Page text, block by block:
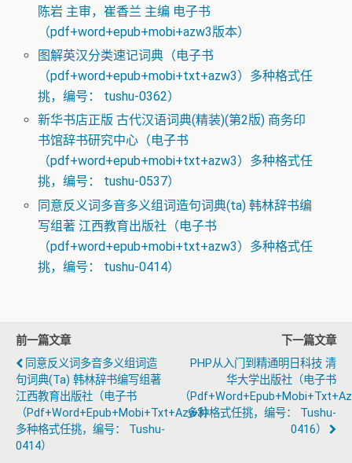
陈岩 主审，崔香兰 主编 电子书
（pdf+word+epub+mobi+azw3版本）
图解英汉分类速记词典（电子书
（pdf+word+epub+mobi+txt+azw3）多种格式任
挑，编号： tushu-0362）
新华书店正版 古代汉语词典(精装)(第2版) 商务印
书馆辞书研究中心（电子书
（pdf+word+epub+mobi+txt+azw3）多种格式任
挑，编号： tushu-0537）
同意反义词多音多义组词造句词典(ta) 韩林辞书编
写组著 江西教育出版社（电子书
（pdf+word+epub+mobi+txt+azw3）多种格式任
挑，编号： tushu-0414）
前一篇文章
同意反义词多音多义组词造
句词典(ta) 韩林辞书编写组著
江西教育出版社（电子书
（pdf+word+epub+mobi+txt+azw3）
多种格式任挑，编号： Tushu-
0414）
下一篇文章
PHP从入门到精通明日科技 清
华大学出版社（电子书
（
多种格式任挑，编号： Tushu-
0416）